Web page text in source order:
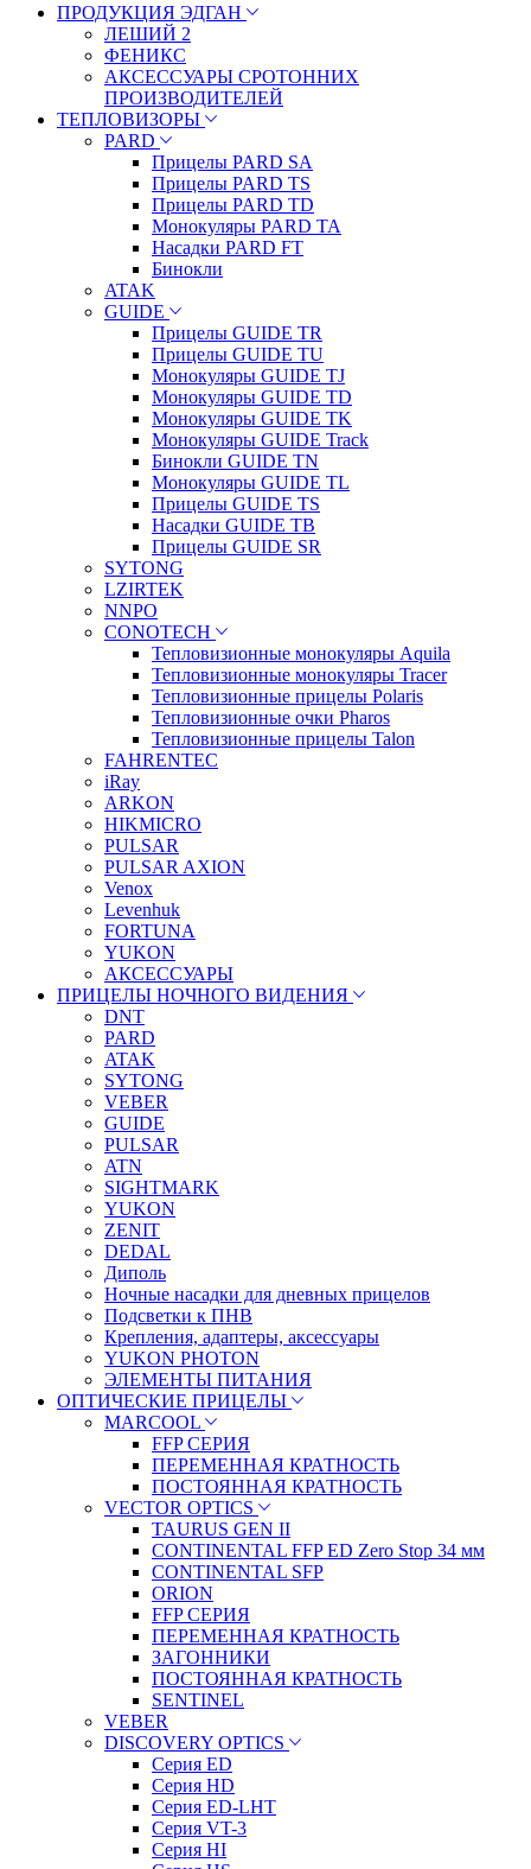
ПРОДУКЦИЯ ЭДГАН
ЛЕШИЙ 2
ФЕНИКС
АКСЕССУАРЫ СРОТОННИХ
ПРОИЗВОДИТЕЛЕЙ
ТЕПЛОВИЗОРЫ
PARD
Прицелы PARD SA
Прицелы PARD TS
Прицелы PARD TD
Монокуляры PARD TA
Насадки PARD FT
Бинокли
ATAK
GUIDE
Прицелы GUIDE TR
Прицелы GUIDE TU
Монокуляры GUIDE TJ
Монокуляры GUIDE TD
Монокуляры GUIDE TK
Монокуляры GUIDE Track
Бинокли GUIDE TN
Монокуляры GUIDE TL
Прицелы GUIDE TS
Насадки GUIDE TB
Прицелы GUIDE SR
SYTONG
LZIRTEK
NNPO
CONOTECH
Тепловизионные монокуляры Aquila
Тепловизионные монокуляры Tracer
Тепловизионные прицелы Polaris
Тепловизионные очки Pharos
Тепловизионные прицелы Talon
FAHRENTEC
iRay
ARKON
HIKMICRO
PULSAR
PULSAR AXION
Venox
Levenhuk
FORTUNA
YUKON
АКСЕССУАРЫ
ПРИЦЕЛЫ НОЧНОГО ВИДЕНИЯ
DNT
PARD
ATAK
SYTONG
VEBER
GUIDE
PULSAR
ATN
SIGHTMARK
YUKON
ZENIT
DEDAL
Диполь
Ночные насадки для дневных прицелов
Подсветки к ПНВ
Крепления, адаптеры, аксессуары
YUKON PHOTON
ЭЛЕМЕНТЫ ПИТАНИЯ
ОПТИЧЕСКИЕ ПРИЦЕЛЫ
MARCOOL
FFP СЕРИЯ
ПЕРЕМЕННАЯ КРАТНОСТЬ
ПОСТОЯННАЯ КРАТНОСТЬ
VECTOR OPTICS
TAURUS GEN II
CONTINENTAL FFP ED Zero Stop 34 мм
CONTINENTAL SFP
ORION
FFP СЕРИЯ
ПЕРЕМЕННАЯ КРАТНОСТЬ
ЗАГОННИКИ
ПОСТОЯННАЯ КРАТНОСТЬ
SENTINEL
VEBER
DISCOVERY OPTICS
Серия ED
Серия HD
Серия ED-LHT
Серия VT-3
Серия HI